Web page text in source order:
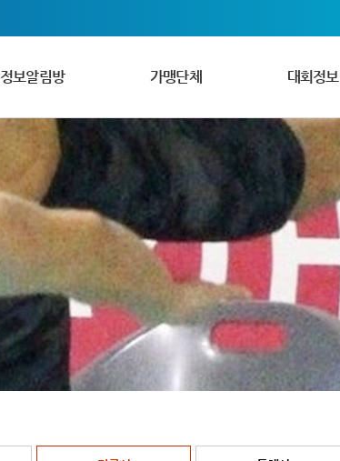
정보알림방 가맹단체 대회정보